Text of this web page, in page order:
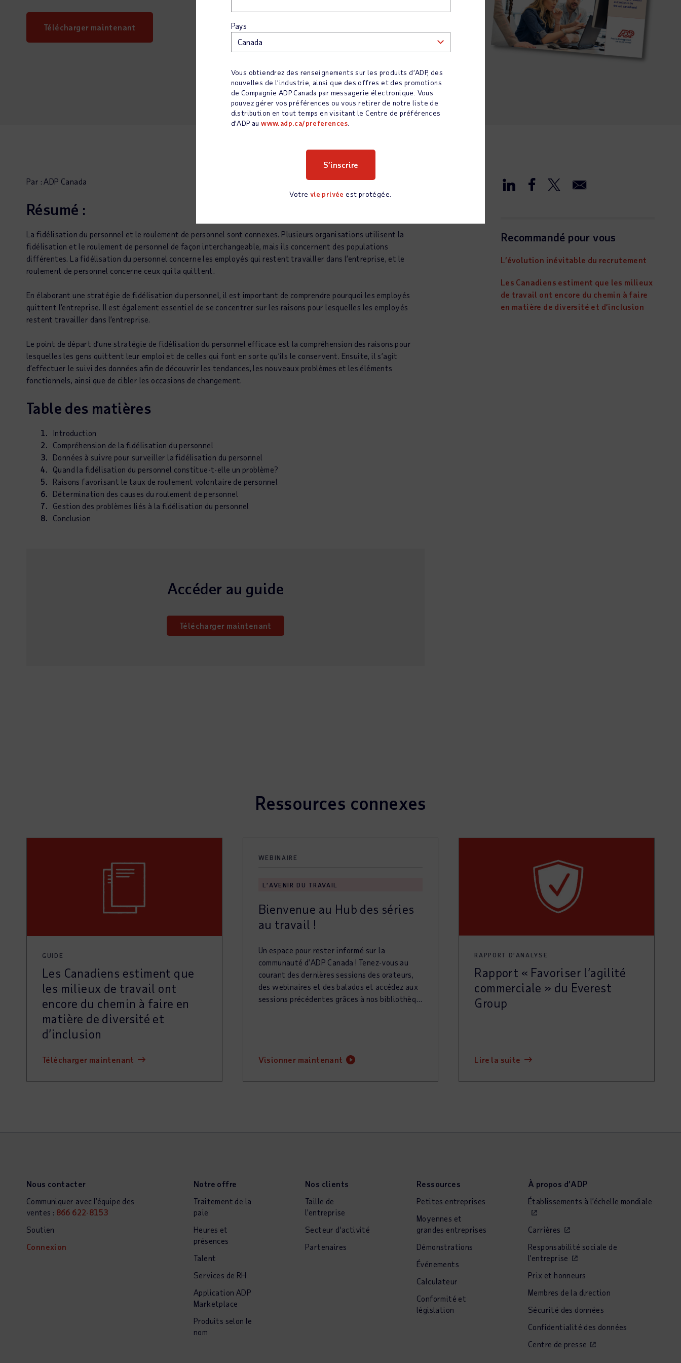
Télécharger maintenant
Par : ADP Canada
Résumé :
La fidélisation du personnel et le roulement de personnel sont connexes. Plusieurs organisations utilisent la
fidélisation et le roulement de personnel de façon interchangeable, mais ils concernent des populations
différentes. La fidélisation du personnel concerne les employés qui restent travailler dans l’entreprise, et le
roulement de personnel concerne ceux qui la quittent.
En élaborant une stratégie de fidélisation du personnel, il est important de comprendre pourquoi les employés
quittent l’entreprise. Il est également essentiel de se concentrer sur les raisons pour lesquelles les employés
restent travailler dans l’entreprise.
Le point de départ d’une stratégie de fidélisation du personnel efficace est la compréhension des raisons pour
lesquelles les gens quittent leur emploi et de celles qui font en sorte qu’ils le conservent. Ensuite, il s’agit
d’effectuer le suivi des données afin de découvrir les tendances, les nouveaux problèmes et les éléments
fonctionnels, ainsi que de cibler les occasions de changement.
Table des matières
Introduction
Compréhension de la fidélisation du personnel
Données à suivre pour surveiller la fidélisation du personnel
Quand la fidélisation du personnel constitue-t-elle un problème?
Raisons favorisant le taux de roulement volontaire de personnel
Détermination des causes du roulement de personnel
Gestion des problèmes liés à la fidélisation du personnel
Conclusion
Accéder au guide
Télécharger maintenant
Recommandé pour vous
L’évolution inévitable du recrutement
Les Canadiens estiment que les milieux
de travail ont encore du chemin à faire
en matière de diversité et d’inclusion
Ressources connexes
GUIDE
Les Canadiens estiment que
les milieux de travail ont
encore du chemin à faire en
matière de diversité et
d’inclusion
télécharger maintenant
WEBINAIRE
L’AVENIR DU TRAVAIL
Bienvenue au Hub des séries
au travail !
Un espace pour rester informé sur la
communauté d’ADP Canada ! Tenez-vous au
courant des dernières sessions des orateurs,
des webinaires et des balados et accédez aux
sessions précédentes grâces à nos bibliothèques à la demande. Inscrivez-vous à notre lettre d’information pour rester au courant de tout ce qui se passe avec au travail !
visionner maintenant
RAPPORT D’ANALYSE
Rapport « Favoriser l’agilité
commerciale » du Everest
Group
lire la suite
Pays
Vous obtiendrez des renseignements sur les produits d’ADP, des
nouvelles de l’industrie, ainsi que des offres et des promotions
de Compagnie ADP Canada par messagerie électronique. Vous
pouvez gérer vos préférences ou vous retirer de notre liste de
distribution en tout temps en visitant le Centre de préférences
d’ADP auwww.adp.ca/preferences.
Votre vie privée est protégée.
Nous contacter
Communiquer avec l’équipe des
ventes : 866 622-8153
Soutien
Connexion
Notre offre
Traitement de la
paie
Heures et
présences
Talent
Services de RH
Application ADP
Marketplace
Produits selon le
nom
Nos clients
Taille de
l’entreprise
Secteur d’activité
Partenaires
Ressources
Petites entreprises
Moyennes et
grandes entreprises
Démonstrations
Événements
Calculateur
Conformité et
législation
À propos d’ADP
Établissements à l’échelle mondiale
Carrières
Responsabilité sociale de
l’entreprise
Prix et honneurs
Membres de la direction
Sécurité des données
Confidentialité des données
Centre de presse